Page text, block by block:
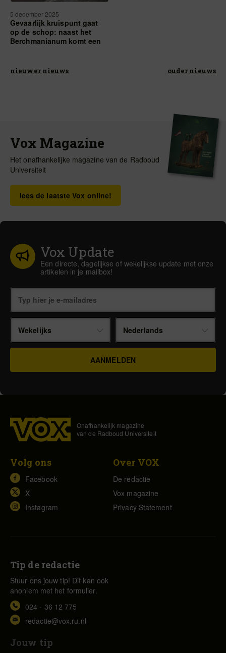
5 december 2025
Gevaarlijk kruispunt gaat
op de schop: naast het
Berchmanianum komt een
nieuwer nieuws ouder nieuws
Vox Magazine
Het onafhankelijke magazine van de Radboud
Universiteit
lees de laatste Vox online!
Vox Update
Een directe, dagelijkse of wekelijkse update met onze
artikelen in je mailbox!
Wekelijks Nederlands
Onafhankelijk magazine
van de Radboud Universiteit
Volg ons
Facebook
X
Instagram
Over VOX
De redactie
Vox magazine
Privacy Statement
Tip de redactie
Stuur ons jouw tip! Dit kan ook
anoniem met het formulier.
024 - 36 12 775
redactie@vox.ru.nl
Jouw tip